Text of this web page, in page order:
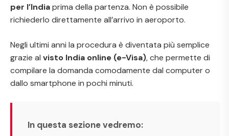
per l’Indiaprima della partenza. Non è possibile
richiederlo direttamente all’arrivo in aeroporto.
Negli ultimi anni la procedura è diventata più semplice
grazie al visto India online (e-Visa), che permette di
compilare la domanda comodamente dal computer o
dallo smartphone in pochi minuti.
In questa sezione vedremo: